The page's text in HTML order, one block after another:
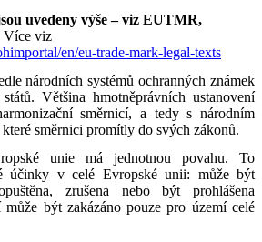
uvedeny výše – viz EUTMR,
Více viz
en/eu-trade-mark-legal-texts
národních systémů ochranných známek
Většina hmotněprávních ustanovení
směrnicí, a tedy s národním
směrnici promítly do svých zákonů.
unie má jednotnou povahu. To
účinky v celé Evropské unii: může být
zrušena nebo být prohlášena
být zakázáno pouze pro území celé